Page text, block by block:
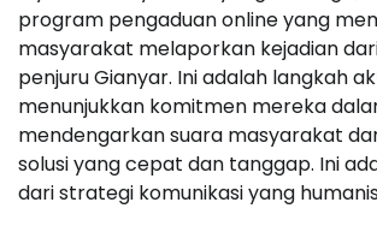
program pengaduan online yang
masyarakat melaporkan kejadian
penjuru Gianyar. Ini adalah langkah
menunjukkan komitmen mereka
mendengarkan suara masyarakat
solusi yang cepat dan tanggap. Ini
dari strategi komunikasi yang